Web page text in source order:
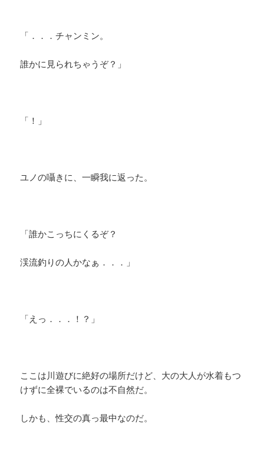
「．．．チャンミン。
誰かに見られちゃうぞ？」
「！」
ユノの囁きに、一瞬我に返った。
「誰かこっちにくるぞ？
渓流釣りの人かなぁ．．．」
「えっ．．．！？」
ここは川遊びに絶好の場所だけど、大の大人が水着もつ
けずに全裸でいるのは不自然だ。
しかも、性交の真っ最中なのだ。